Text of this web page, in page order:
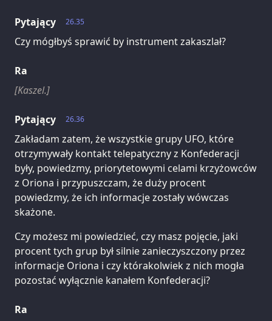
26.35
Pytający
Czy mógłbyś sprawić by instrument zakaszlał?
Ra
[Kaszel.]
26.36
Pytający
Zakładam zatem, że wszystkie grupy UFO, które
otrzymywały kontakt telepatyczny z Konfederacji
były, powiedzmy, priorytetowymi celami krzyżowców
z Oriona i przypuszczam, że duży procent
powiedzmy, że ich informacje zostały wówczas
skażone.
Czy możesz mi powiedzieć, czy masz pojęcie, jaki
procent tych grup był silnie zanieczyszczony przez
informacje Oriona i czy którakolwiek z nich mogła
pozostać wyłącznie kanałem Konfederacji?
Ra